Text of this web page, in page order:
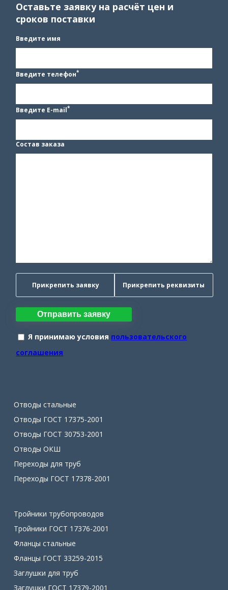
Оставьте заявку на расчёт цен и
сроков поставки
Введите имя
Введите телефон*
Введите E-mail*
Состав заказа
Прикрепить заявку Прикрепить реквизиты
Отправить заявку
Я принимаю условия пользовательского
соглашения
Отводы стальные
Отводы ГОСТ 17375-2001
Отводы ГОСТ 30753-2001
Отводы ОКШ
Переходы для труб
Переходы ГОСТ 17378-2001
Тройники трубопроводов
Тройники ГОСТ 17376-2001
Фланцы стальные
Фланцы ГОСТ 33259-2015
Заглушки для труб
Заглушки ГОСТ 17379-2001